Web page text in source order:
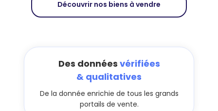
Découvrir nos biens à vendre
Des données vérifiées
& qualitatives
De la donnée enrichie de tous les grands
portails de vente.